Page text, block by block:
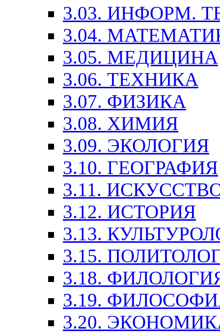
3.03. ИНФОРМ.
3.04.
3.05. МЕДИЦИНА
3.06. ТЕХНИКА
3.07. ФИЗИКА
3.08. ХИМИЯ
3.09. ЭКОЛОГИЯ
3.10. ГЕОГРАФИЯ
3.11.
3.12. ИСТОРИЯ
3.13.
3.15.
3.18.
3.19.
3.20.